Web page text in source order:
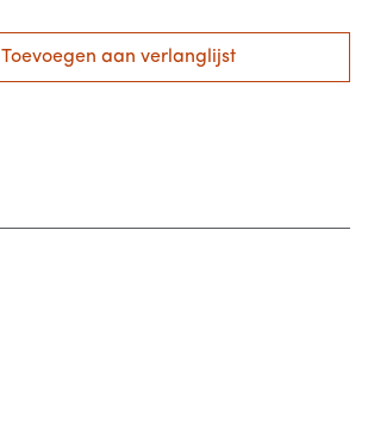
Toevoegen aan verlanglijst